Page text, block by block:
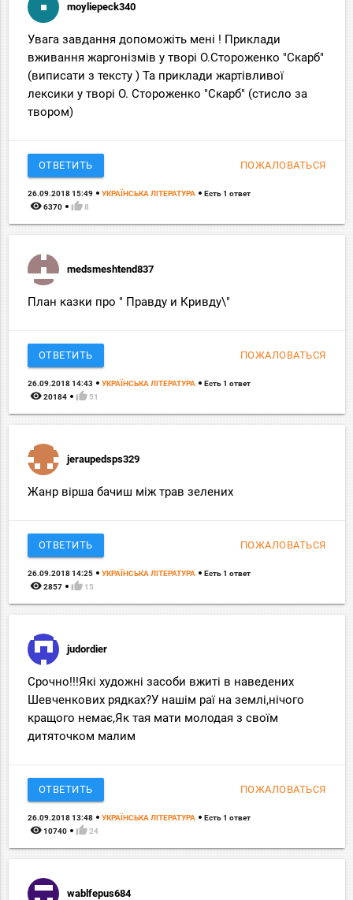
moyliepeck340
Увага завдання допоможіть мені ! Приклади
вживання жаргонізмів у творі О.Стороженко "Скарб"
(виписати з тексту ) Та приклади жартівливої
лексики у творі О. Стороженко "Скарб" (стисло за
твором)
ОТВЕТИТЬ ПОЖАЛОВАТЬСЯ
26.09.2018 15:49 УКРАЇНСЬКА ЛІТЕРАТУРА Есть 1 ответ
remove_red_eye 6370 thumb_up 8
medsmeshtend837
План казки про " Правду и Кривду\"
ОТВЕТИТЬ ПОЖАЛОВАТЬСЯ
26.09.2018 14:43 УКРАЇНСЬКА ЛІТЕРАТУРА Есть 1 ответ
remove_red_eye 20184 thumb_up 51
jeraupedsps329
Жанр вірша бачиш між трав зелених
ОТВЕТИТЬ ПОЖАЛОВАТЬСЯ
26.09.2018 14:25 УКРАЇНСЬКА ЛІТЕРАТУРА Есть 1 ответ
remove_red_eye 2857 thumb_up 15
judordier
Срочно!!!Які художні засоби вжиті в наведених
Шевченкових рядках?У нашім раї на землі,нічого
кращого немає,Як тая мати молодая з своїм
дитяточком малим
ОТВЕТИТЬ ПОЖАЛОВАТЬСЯ
26.09.2018 13:48 УКРАЇНСЬКА ЛІТЕРАТУРА Есть 1 ответ
remove_red_eye 10740 thumb_up 24
wablfepus684